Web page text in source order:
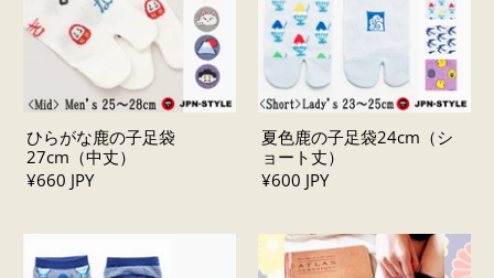
ひらがな鹿の子足袋
27cm（中丈）
¥660 JPY
夏色鹿の子足袋24cm（シ
ョート丈）
¥600 JPY